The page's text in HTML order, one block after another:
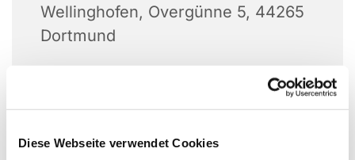
Diese Webseite verwendet Cookies
Wellinghofen, Overgünne 5, 44265
Dortmund